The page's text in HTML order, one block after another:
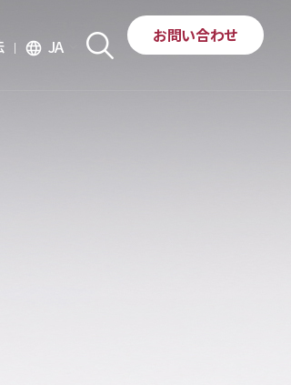
language JA
お問い合わせ